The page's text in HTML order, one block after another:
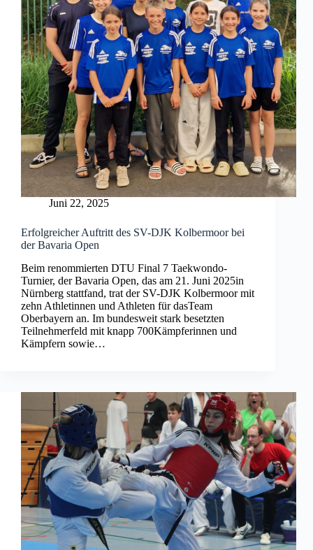
Juni 22, 2025
Erfolgreicher Auftritt des SV-DJK Kolbermoor bei
der Bavaria Open
Beim renommierten DTU Final 7 Taekwondo-
Turnier, der Bavaria Open, das am 21. Juni 2025in
Nürnberg stattfand, trat der SV-DJK Kolbermoor mit
zehn Athletinnen und Athleten für dasTeam
Oberbayern an. Im bundesweit stark besetzten
Teilnehmerfeld mit knapp 700Kämpferinnen und
Kämpfern sowie…